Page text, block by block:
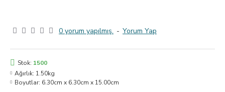
0 yorum yapılmış. - Yorum Yap
Stok: 1500
Ağırlık: 1.50kg
Boyutlar: 6.30cm x 6.30cm x 15.00cm